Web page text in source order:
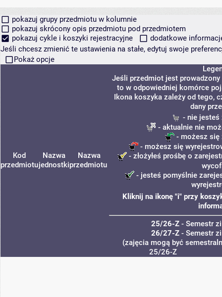
pokazuj grupy przedmiotu w kolumnie
pokazuj skrócony opis przedmiotu pod przedmiotem
pokazuj cykle i koszyki rejestracyjne
dodatkowe
Jeśli chcesz zmienić te ustawienia na stałe, edytuj swoje
Pokaż opcje
Kod
przedmiotu
Nazwa
jednostki
Nazwa
przedmiotu
Jeśli przedmiot jest
to w odpowiedniej komórce
Ikona koszyka zależy od tego,
dany
- nie jesteś
- aktualnie nie
- możesz się
- możesz się
- złożyłeś prośbę o
- jesteś pomyślnie
Kliknij na ikonę "i" przy
25/26-Z - Semestr
26/27-Z - Semestr
(zajęcia mogą być
25/26-Z